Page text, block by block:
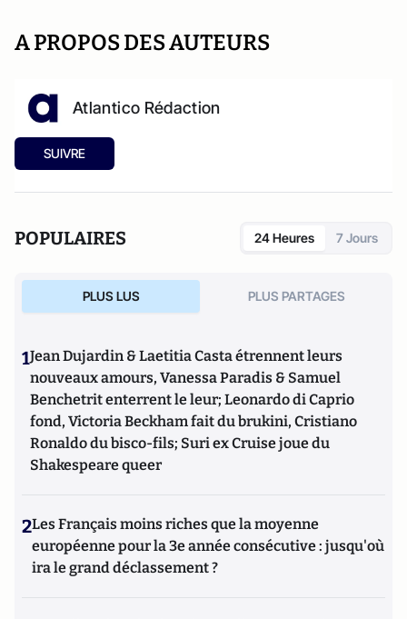
A PROPOS DES AUTEURS
Atlantico Rédaction
SUIVRE
POPULAIRES 24 Heures 7 Jours
PLUS LUS PLUS PARTAGES
1Jean Dujardin & Laetitia Casta étrennent leurs
nouveaux amours, Vanessa Paradis & Samuel
Benchetrit enterrent le leur; Leonardo di Caprio
fond, Victoria Beckham fait du brukini, Cristiano
Ronaldo du bisco-fils; Suri ex Cruise joue du
Shakespeare queer
2Les Français moins riches que la moyenne
européenne pour la 3e année consécutive : jusqu'où
ira le grand déclassement ?